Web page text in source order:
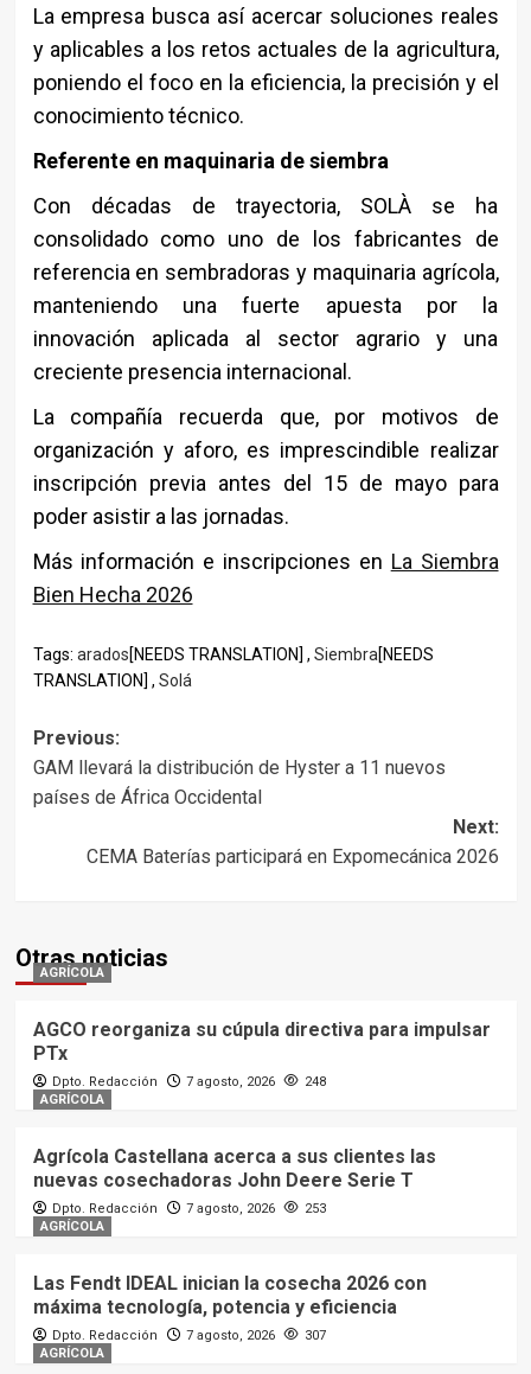
La empresa busca así acercar soluciones reales
y aplicables a los retos actuales de la agricultura,
poniendo el foco en la eficiencia, la precisión y el
conocimiento técnico.
Referente en maquinaria de siembra
Con décadas de trayectoria, SOLÀ se ha
consolidado como uno de los fabricantes de
referencia en sembradoras y maquinaria agrícola,
manteniendo una fuerte apuesta por la
innovación aplicada al sector agrario y una
creciente presencia internacional.
La compañía recuerda que, por motivos de
organización y aforo, es imprescindible realizar
inscripción previa antes del 15 de mayo para
poder asistir a las jornadas.
Más información e inscripciones en La Siembra
Bien Hecha 2026
Tags: arados[NEEDS TRANSLATION] , Siembra[NEEDS
TRANSLATION] , Solá
Post
navigation
Previous:
GAM llevará la distribución de Hyster a 11 nuevos
países de África Occidental
Next:
CEMA Baterías participará en Expomecánica 2026
Otras noticias
AGRÍCOLA
AGCO reorganiza su cúpula directiva para impulsar
PTx
Dpto. Redacción 7 agosto, 2026
248
AGRÍCOLA
Agrícola Castellana acerca a sus clientes las
nuevas cosechadoras John Deere Serie T
Dpto. Redacción 7 agosto, 2026
253
AGRÍCOLA
Las Fendt IDEAL inician la cosecha 2026 con
máxima tecnología, potencia y eficiencia
Dpto. Redacción 7 agosto, 2026
307
AGRÍCOLA